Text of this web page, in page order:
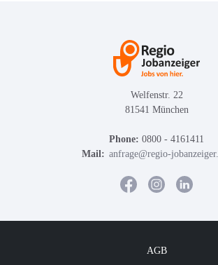
Welfenstr. 22
81541 München
Phone: 0800 - 4161411
Mail: anfrage@regio-
AGB